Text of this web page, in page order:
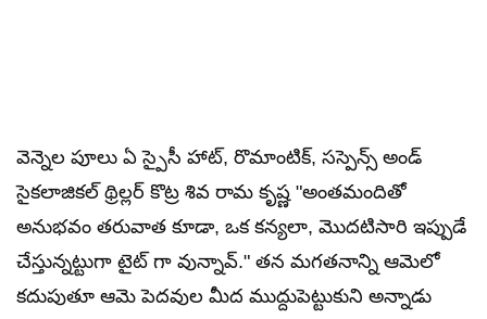
వెన్నెల పూలు ఏ స్పైసీ హాట్, రొమాంటిక్, సస్పెన్స్ అండ్
సైకలాజికల్ థ్రిల్లర్ కొట్ర శివ రామ కృష్ణ "అంతమందితో
అనుభవం తరువాత కూడా, ఒక కన్యలా, మొదటిసారి ఇప్పుడే
చేస్తున్నట్టుగా టైట్ గా వున్నావ్." తన మగతనాన్ని ఆమెలో
కదుపుతూ ఆమె పెదవుల మీద ముద్దుపెట్టుకుని అన్నాడు